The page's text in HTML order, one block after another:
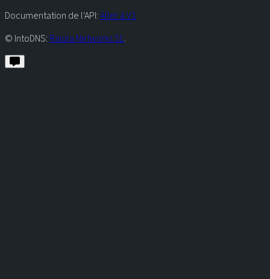
Documentation de l'API:Aller à V1
© IntoDNS: Raiola Networks SL.